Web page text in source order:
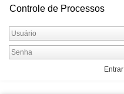
Controle de Processos
Entrar